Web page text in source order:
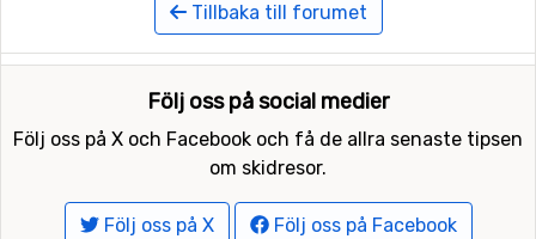
Tillbaka till forumet
Följ oss på social medier
Följ oss på X och Facebook och få de allra senaste tipsen
om skidresor.
Följ oss på X Följ oss på Facebook